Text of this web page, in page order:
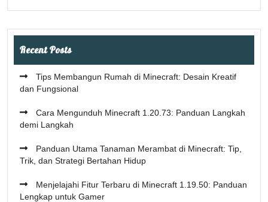
Recent Posts
Tips Membangun Rumah di Minecraft: Desain Kreatif
dan Fungsional
Cara Mengunduh Minecraft 1.20.73: Panduan Langkah
demi Langkah
Panduan Utama Tanaman Merambat di Minecraft: Tip,
Trik, dan Strategi Bertahan Hidup
Menjelajahi Fitur Terbaru di Minecraft 1.19.50: Panduan
Lengkap untuk Gamer